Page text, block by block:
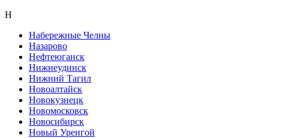
Н
Набережные Челны
Назарово
Нефтеюганск
Нижнеудинск
Нижний Тагил
Новоалтайск
Новокузнецк
Новомосковск
Новосибирск
Новый Уренгой